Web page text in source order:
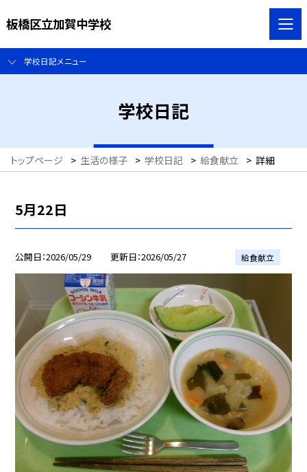
板橋区立加賀中学校
学校日記メニュー
学校日記
トップページ > 生活の様子 > 学校日記 > 給食献立 > 詳細
5月22日
公開日 2026/05/29 更新日 2026/05/27 給食献立